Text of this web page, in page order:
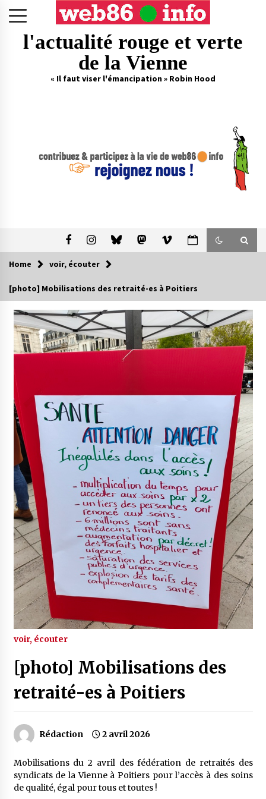
l'actualité rouge et verte
de la Vienne
« Il faut viser l'émancipation » Robin Hood
Home voir, écouter
[photo] Mobilisations des retraité-es à Poitiers
voir, écouter
[photo] Mobilisations des
retraité-es à Poitiers
Rédaction 2 avril 2026
Mobilisations du 2 avril des fédération de retraités des
syndicats de la Vienne à Poitiers pour l’accès à des soins
de qualité, égal pour tous et toutes !